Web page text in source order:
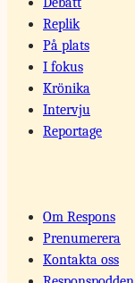
Replik
På plats
I fokus
Krönika
Intervju
Reportage
Om Respons
Prenumerera
Kontakta oss